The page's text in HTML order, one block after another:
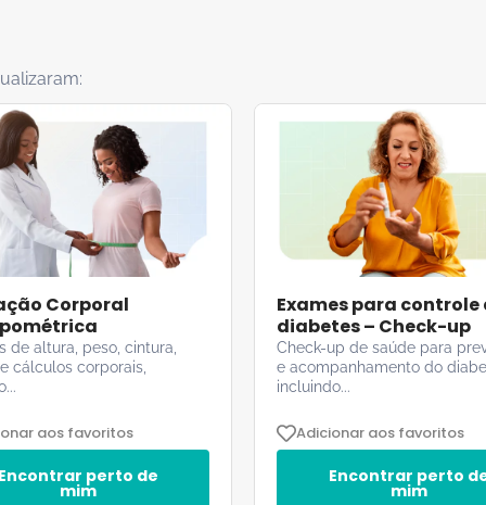
Corporal
de altura, peso, cintura,
cálculos corporais,
aos favoritos
perto de
mim
Exames para controle
diabetes – Check-up
Check-up de saúde para
e acompanhamento do
incluindo...
Adicionar aos favoritos
Encontrar perto
mim